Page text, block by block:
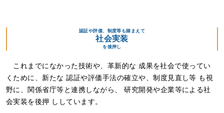
認証や評価、制度等も踏まえて
社会実装
を後押し
これまでになかった技術や、革新的な 成果を社会で使ってい
くために、新たな 認証や評価手法の確立や、制度見直し等 も視
野に、関係省庁等と連携しながら、 研究開発や企業等による社
会実装を後押 ししています。